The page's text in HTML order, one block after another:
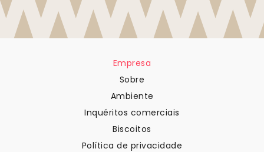
Empresa
Sobre
Ambiente
Inquéritos comerciais
Biscoitos
Política de privacidade